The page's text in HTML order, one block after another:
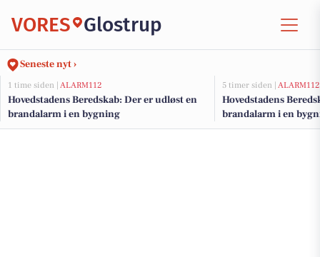
VORES Glostrup
Seneste nyt ›
1 time siden | ALARM112
Hovedstadens Beredskab: Der er udløst en
brandalarm i en bygning
5 timer siden | ALARM112
Hovedstadens
brandalarm i en